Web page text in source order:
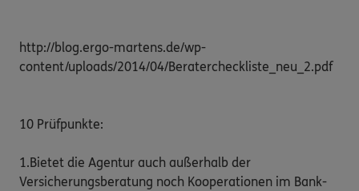
http://blog.ergo-martens.de/wp-
content/uploads/2014/04/Beratercheckliste_neu_2.pdf
10 Prüfpunkte:
1.Bietet die Agentur auch außerhalb der
Versicherungsberatung noch Kooperationen im Bank-